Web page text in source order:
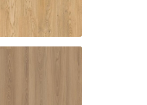
oak